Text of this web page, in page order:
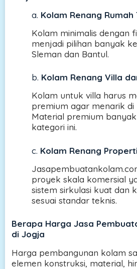
a. Kolam Renang Rumah
Kolam minimalis dengan
menjadi pilihan banyak
Sleman dan Bantul.
b. Kolam Renang Villa
Kolam untuk villa harus
premium agar menarik di
Material premium
kategori ini.
c. Kolam Renang
proyek skala komersial
sistem sirkulasi kuat dan
sesuai standar teknis.
Berapa Harga Jasa
di Jogja
Harga pembangunan kolam
elemen konstruksi, material,